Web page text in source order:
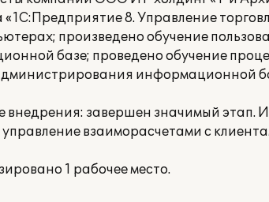
«1С:Предприятие 8. Управление
произведено обучение
базе; проведено обучение
информационной
внедрения: завершен значимый этап.
управление взаиморасчетами с
1 рабочее место.